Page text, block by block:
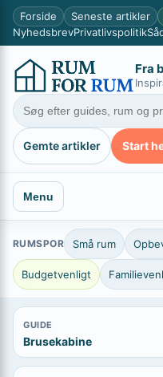
Spring
indhold
Forside Seneste artikler
NyhedsbrevPrivatlivspolitik
Fra
Gemte artikler Start
Menu
RUMSPOR Små rum
Budgetvenligt
GUIDE
Brusekabine